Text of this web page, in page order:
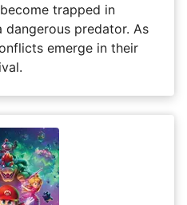
trapped in
dangerous predator. As
emerge in their